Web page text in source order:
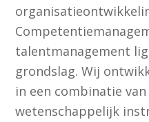
talentmanagement
grondslag. Wij
in een combinatie
wetenschappelijk